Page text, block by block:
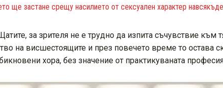
ще застане срещу насилието от сексуален характер
за зрителя не е трудно да изпита съчувствие към
на висшестоящите и през повечето време то остава
хора, без значение от практикуваната